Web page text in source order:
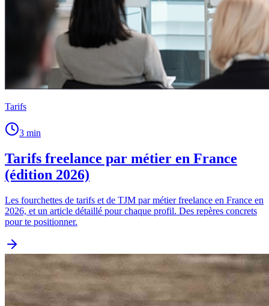
Tarifs
3 min
Tarifs freelance par métier en France
(édition 2026)
Les fourchettes de tarifs et de TJM par métier freelance en France en
2026, et un article détaillé pour chaque profil. Des repères concrets
pour te positionner.